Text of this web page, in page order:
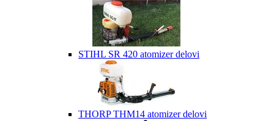
STIHL SR 420 atomizer delovi
THORP THM14 atomizer delovi